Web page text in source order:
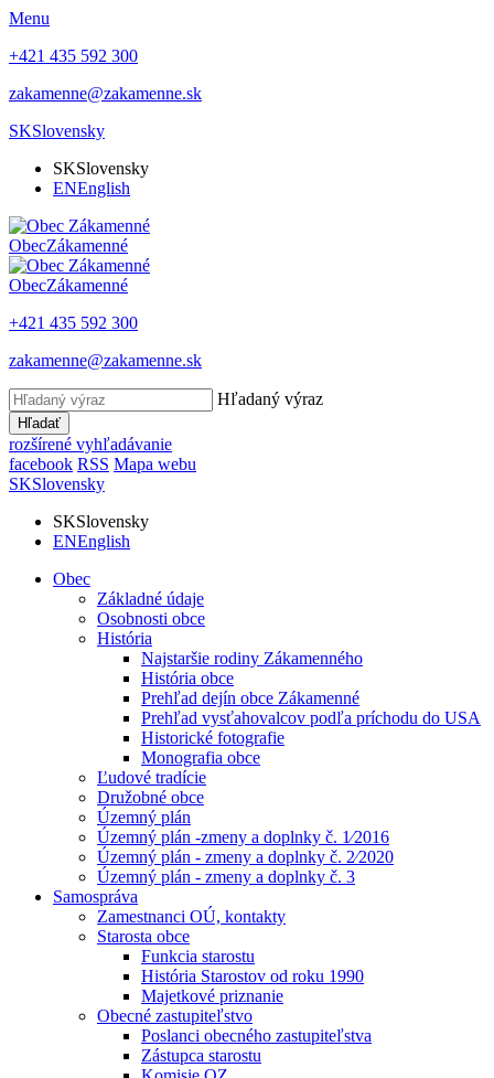
Menu
+421 435 592 300
zakamenne@zakamenne.sk
SKSlovensky
SKSlovensky
ENEnglish
ObecZákamenné
ObecZákamenné
+421 435 592 300
zakamenne@zakamenne.sk
Hľadaný výraz
Hľadať
rozšírené vyhľadávanie
facebook RSS Mapa webu
SKSlovensky
SKSlovensky
ENEnglish
Obec
Základné údaje
Osobnosti obce
História
Najstaršie rodiny Zákamenného
História obce
Prehľad dejín obce Zákamenné
Prehľad vysťahovalcov podľa príchodu do USA
Historické fotografie
Monografia obce
Ľudové tradície
Družobné obce
Územný plán
Územný plán -zmeny a doplnky č. 1⁄2016
Územný plán - zmeny a doplnky č. 2⁄2020
Územný plán - zmeny a doplnky č. 3
Samospráva
Zamestnanci OÚ, kontakty
Starosta obce
Funkcia starostu
História Starostov od roku 1990
Majetkové priznanie
Obecné zastupiteľstvo
Poslanci obecného zastupiteľstva
Zástupca starostu